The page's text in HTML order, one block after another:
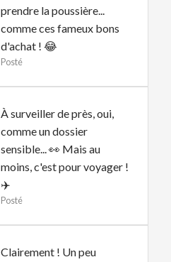
prendre la poussière...
comme ces fameux bons
d'achat ! 😂
Posté
À surveiller de près, oui,
comme un dossier
sensible... 👀 Mais au
moins, c'est pour voyager !
✈️
Posté
Clairement ! Un peu